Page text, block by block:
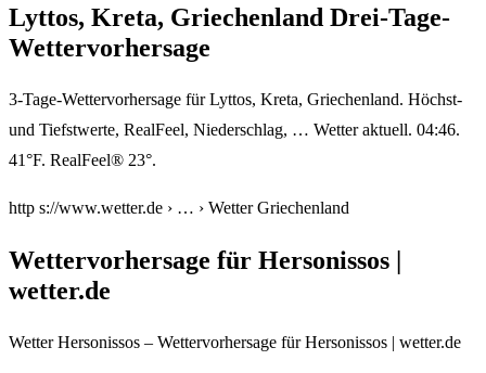
Lyttos, Kreta, Griechenland Drei-Tage-
Wettervorhersage
3-Tage-Wettervorhersage für Lyttos, Kreta, Griechenland. Höchst-
und Tiefstwerte, RealFeel, Niederschlag, … Wetter aktuell. 04:46.
41°F. RealFeel® 23°.
http s://www.wetter.de › … › Wetter Griechenland
Wettervorhersage für Hersonissos |
wetter.de
Wetter Hersonissos – Wettervorhersage für Hersonissos | wetter.de